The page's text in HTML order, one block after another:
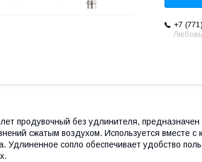
+7
Любовь
продувочный без удлинителя,
сжатым воздухом. Используется вместе
Удлиненное сопло обеспечивает удобство